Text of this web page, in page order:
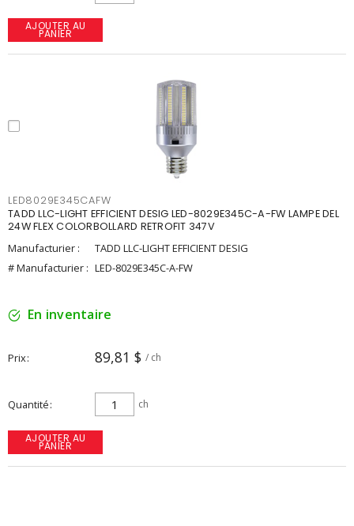
AJOUTER AU
PANIER
LED8029E345CAFW
TADD LLC-LIGHT EFFICIENT DESIG LED-8029E345C-A-FW LAMPE DEL
24W FLEX COLORBOLLARD RETROFIT 347V
Manufacturier :
TADD LLC-LIGHT EFFICIENT DESIG
# Manufacturier : LED-8029E345C-A-FW
En inventaire
Prix 89,81 $ / ch
Quantité ch
AJOUTER AU
PANIER